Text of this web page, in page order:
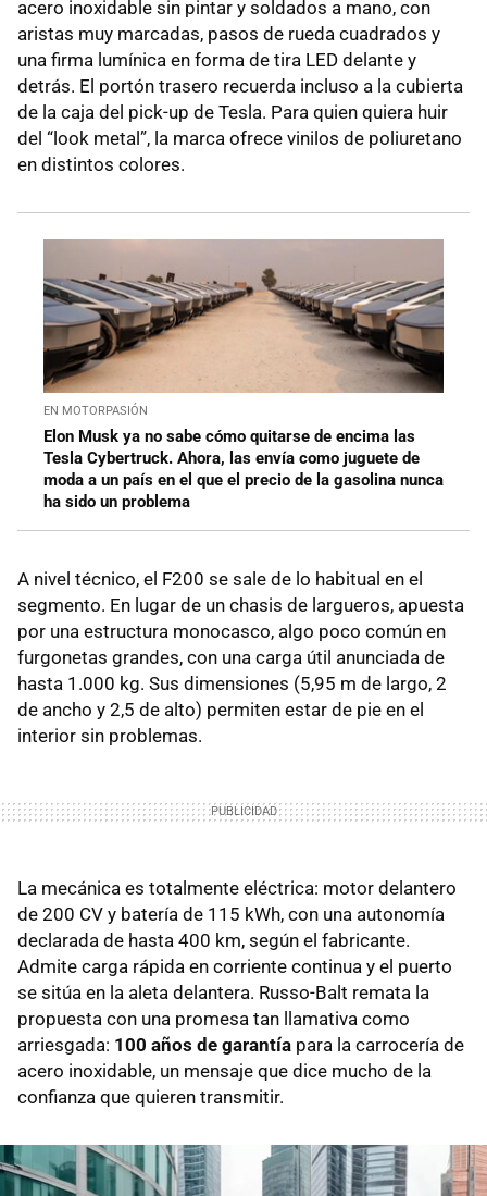
acero inoxidable sin pintar y soldados a mano, con
aristas muy marcadas, pasos de rueda cuadrados y
una firma lumínica en forma de tira LED delante y
detrás. El portón trasero recuerda incluso a la cubierta
de la caja del pick-up de Tesla. Para quien quiera huir
del “look metal”, la marca ofrece vinilos de poliuretano
en distintos colores.
EN MOTORPASIÓN
Elon Musk ya no sabe cómo quitarse de encima las
Tesla Cybertruck. Ahora, las envía como juguete de
moda a un país en el que el precio de la gasolina nunca
ha sido un problema
A nivel técnico, el F200 se sale de lo habitual en el
segmento. En lugar de un chasis de largueros, apuesta
por una estructura monocasco, algo poco común en
furgonetas grandes, con una carga útil anunciada de
hasta 1.000 kg. Sus dimensiones (5,95 m de largo, 2
de ancho y 2,5 de alto) permiten estar de pie en el
interior sin problemas.
La mecánica es totalmente eléctrica: motor delantero
de 200 CV y batería de 115 kWh, con una autonomía
declarada de hasta 400 km, según el fabricante.
Admite carga rápida en corriente continua y el puerto
se sitúa en la aleta delantera. Russo-Balt remata la
propuesta con una promesa tan llamativa como
arriesgada: 100 años de garantía para la carrocería de
acero inoxidable, un mensaje que dice mucho de la
confianza que quieren transmitir.